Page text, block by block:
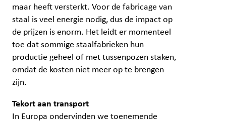
maar heeft versterkt. Voor de fabricage van
staal is veel energie nodig, dus de impact op
de prijzen is enorm. Het leidt er momenteel
toe dat sommige staalfabrieken hun
productie geheel of met tussenpozen staken,
omdat de kosten niet meer op te brengen
zijn.
Tekort aan transport
In Europa ondervinden we toenemende